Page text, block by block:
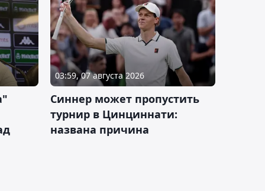
03:59, 07 августа 2026
Синнер может пропустить
турнир в Цинциннати:
названа причина